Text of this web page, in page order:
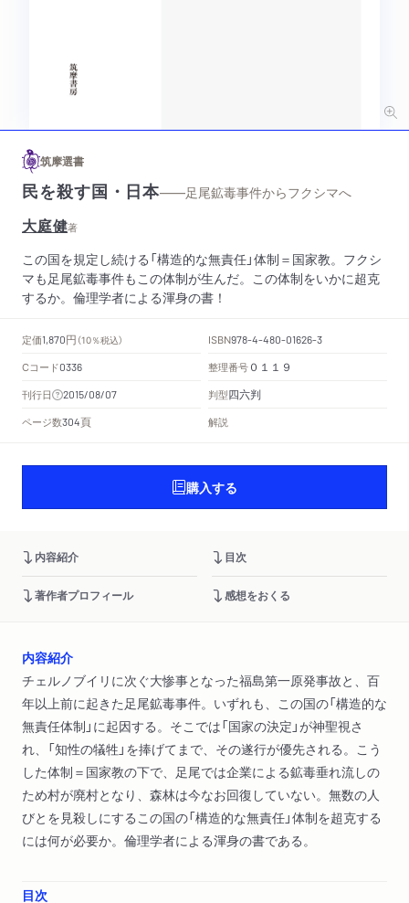
筑摩選書
民を殺す国・日本——足尾鉱毒事件からフクシマへ
大庭健著
この国を規定し続ける「構造的な無責任」体制＝国家教。フクシ
マも足尾鉱毒事件もこの体制が生んだ。この体制をいかに超克
するか。倫理学者による渾身の書！
定価1,870円 （10％税込） ISBN978-4-480-01626-3
Cコード0336 整理番号 ０１１９
刊行日 2015/08/07 判型四六判
ページ数304頁 解説
購入する
内容紹介 目次
著作者プロフィール 感想をおくる
内容紹介
チェルノブイリに次ぐ大惨事となった福島第一原発事故と、百
年以上前に起きた足尾鉱毒事件。いずれも、この国の「構造的な
無責任体制」に起因する。そこでは「国家の決定」が神聖視さ
れ、「知性の犠牲」を捧げてまで、その遂行が優先される。こう
した体制＝国家教の下で、足尾では企業による鉱毒垂れ流しの
ため村が廃村となり、森林は今なお回復していない。無数の人
びとを見殺しにするこの国の「構造的な無責任」体制を超克する
には何が必要か。倫理学者による渾身の書である。
目次